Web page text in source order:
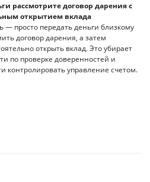
рассмотрите договор дарения с
открытием вклада
— просто передать деньги близкому
договор дарения, а затем
открыть вклад. Это убирает
по проверке доверенностей и
контролировать управление счетом.
ипотеки станет недоступнее, даже
схемы в сфере инвестиций: